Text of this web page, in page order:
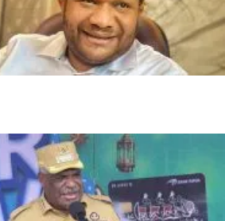
audit anggaran MRP se-Tanah